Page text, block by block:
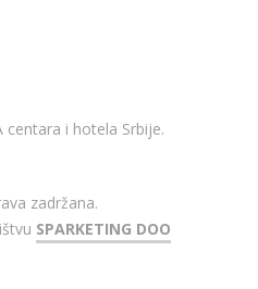
centara i hotela Srbije.
zadržana.
SPARKETING DOO